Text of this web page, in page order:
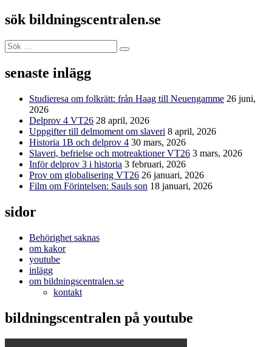
sök bildningscentralen.se
Sök
efter:
Sök
senaste inlägg
Studieresa om folkrätt: från Haag till Neuengamme 26 juni,
2026
Delprov 4 VT26 28 april, 2026
Uppgifter till delmoment om slaveri 8 april, 2026
Historia 1B och delprov 4 30 mars, 2026
Slaveri, befrielse och motreaktioner VT26 3 mars, 2026
Inför delprov 3 i historia 3 februari, 2026
Prov om globalisering VT26 26 januari, 2026
Film om Förintelsen: Sauls son 18 januari, 2026
sidor
Behörighet saknas
om kakor
youtube
inlägg
om bildningscentralen.se
kontakt
bildningscentralen på youtube